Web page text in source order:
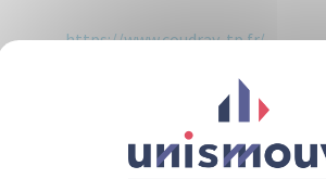
https://www.coudray-tp.fr/